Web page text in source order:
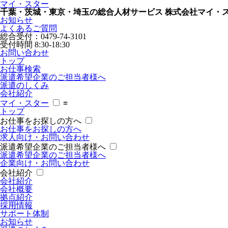
マイ・スター
千葉・茨城・東京・埼玉の総合人材サービス 株式会社マイ・
お知らせ
よくあるご質問
総合受付： 0479-74-3101
受付時間 8:30-18:30
お問い合わせ
トップ
お仕事検索
派遣希望企業のご担当者様へ
派遣のしくみ
会社紹介
マイ・スター
≡
トップ
お仕事をお探しの方へ
お仕事をお探しの方へ
求人向け・お問い合わせ
派遣希望企業のご担当者様へ
派遣希望企業のご担当者様へ
企業向け・お問い合わせ
会社紹介
会社紹介
会社概要
拠点紹介
採用情報
サポート体制
お知らせ